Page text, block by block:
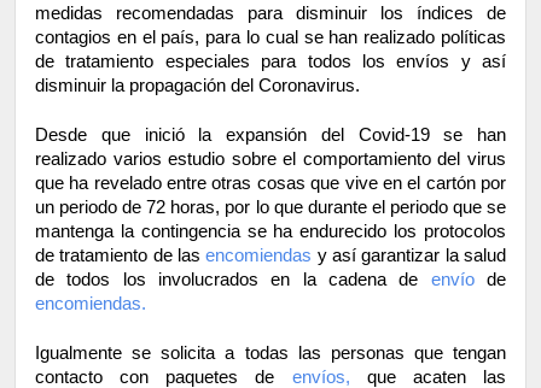
medidas recomendadas para disminuir los índices de
contagios en el país, para lo cual se han realizado políticas
de tratamiento especiales para todos los envíos y así
disminuir la propagación del Coronavirus.
Desde que inició la expansión del Covid-19 se han
realizado varios estudio sobre el comportamiento del virus
que ha revelado entre otras cosas que vive en el cartón por
un periodo de 72 horas, por lo que durante el periodo que se
mantenga la contingencia se ha endurecido los protocolos
de tratamiento de las encomiendas y así garantizar la salud
de todos los involucrados en la cadena de envío
encomiendas.
Igualmente se solicita a todas las personas que tengan
contacto con paquetes de envíos,
que acaten las